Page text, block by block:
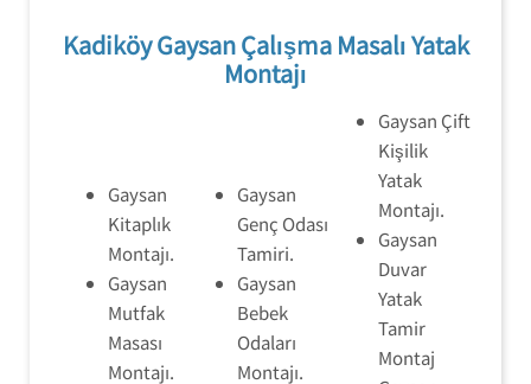
Kadiköy Gaysan Çalışma Masalı Yatak
Montajı
Gaysan
Kitaplık
Montajı.
Gaysan
Mutfak
Masası
Montajı.
Gaysan
Genç Odası
Tamiri.
Gaysan
Bebek
Odaları
Montajı.
Gaysan Çift
Kişilik
Yatak
Montajı.
Gaysan
Duvar
Yatak
Tamir
Montaj